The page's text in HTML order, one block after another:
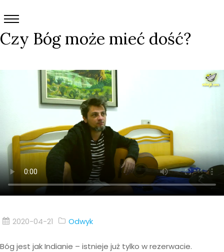
Czy Bóg może mieć dość?
2020-04-21 Odwyk
Bóg jest jak Indianie – istnieje już tylko w rezerwacie.